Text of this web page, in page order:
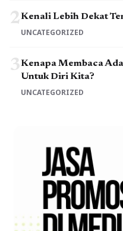
2Kenali Lebih Dekat
UNCATEGORIZED
3Kenapa Membaca
Untuk Diri Kita?
UNCATEGORIZED